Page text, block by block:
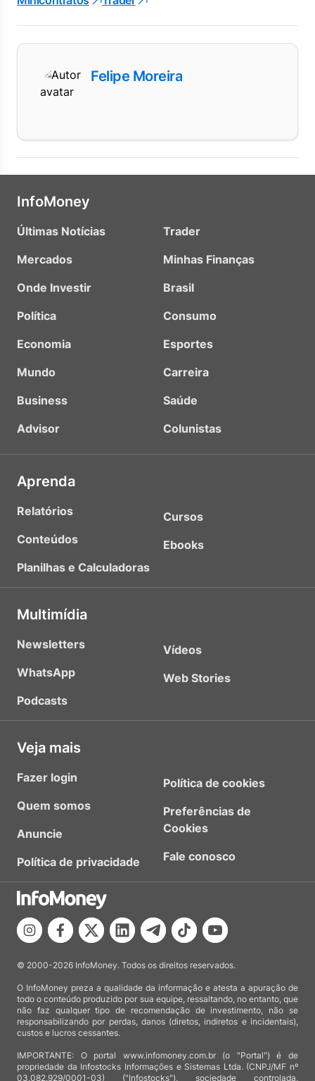
Felipe Moreira
InfoMoney
Últimas Notícias
Mercados
Onde Investir
Política
Economia
Mundo
Business
Advisor
Trader
Minhas Finanças
Brasil
Consumo
Esportes
Carreira
Saúde
Colunistas
Aprenda
Relatórios
Conteúdos
Planilhas e Calculadoras
Cursos
Ebooks
Multimídia
Newsletters
WhatsApp
Podcasts
Vídeos
Web Stories
Veja mais
Fazer login
Quem somos
Anuncie
Política de privacidade
Política de cookies
Preferências de
Cookies
Fale conosco
© 2000-2026 InfoMoney. Todos os direitos reservados.
O InfoMoney preza a qualidade da informação e atesta a apuração de
todo o conteúdo produzido por sua equipe, ressaltando, no entanto, que
não faz qualquer tipo de recomendação de investimento, não se
responsabilizando por perdas, danos (diretos, indiretos e incidentais),
custos e lucros cessantes.
IMPORTANTE: O portal www.infomoney.com.br (o "Portal") é de
propriedade da Infostocks Informações e Sistemas Ltda. (CNPJ/MF nº
03.082.929/0001-03) ("Infostocks"), sociedade controlada,